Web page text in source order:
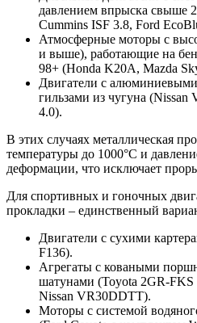
давлением впрыска свыше
Cummins ISF 3.8, Ford
Атмосферные моторы с
и выше), работающие на
98+ (Honda K20A, Mazda
Двигатели с
гильзами из чугуна
4.0).
В этих случаях металлическая
температуры до 1000°C и
деформации, что исключает
Для спортивных и гоночных
прокладки – единственный
Двигатели с сухими
F136).
Агрегаты с коваными
шатунами (Toyota 2GR-FKS
Nissan VR30DDTT).
Моторы с системой